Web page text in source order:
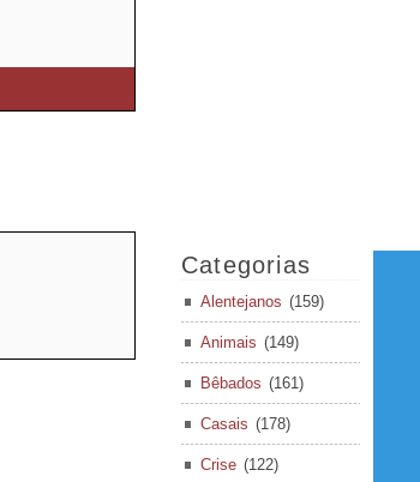
Categorias
Alentejanos (159)
Animais (149)
Bêbados (161)
Casais (178)
Crise (122)